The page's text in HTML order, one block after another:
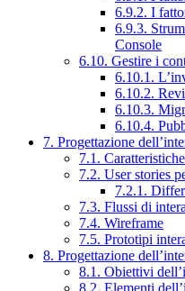
6.9.2. I
6.9.3.
Console
6.10. Gestire i
6.10.1.
6.10.2.
6.10.3.
6.10.4.
7. Progettazione
7.1.
7.2. User stories
7.2.1.
7.3. Flussi di
7.4. Wireframe
7.5. Prototipi
8. Progettazione
8.1. Obiettivi
8.2. Elementi